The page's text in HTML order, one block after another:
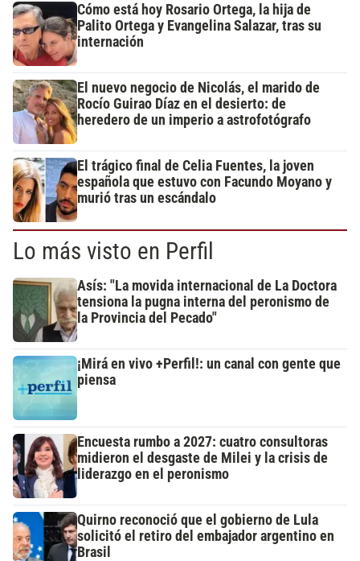
Cómo está hoy Rosario Ortega, la hija de
Palito Ortega y Evangelina Salazar, tras su
internación
El nuevo negocio de Nicolás, el marido de
Rocío Guirao Díaz en el desierto: de
heredero de un imperio a astrofotógrafo
El trágico final de Celia Fuentes, la joven
española que estuvo con Facundo Moyano y
murió tras un escándalo
Lo más visto en Perfil
Asís: "La movida internacional de La Doctora
tensiona la pugna interna del peronismo de
la Provincia del Pecado"
¡Mirá en vivo +Perfil!: un canal con gente que
piensa
Encuesta rumbo a 2027: cuatro consultoras
midieron el desgaste de Milei y la crisis de
liderazgo en el peronismo
Quirno reconoció que el gobierno de Lula
solicitó el retiro del embajador argentino en
Brasil